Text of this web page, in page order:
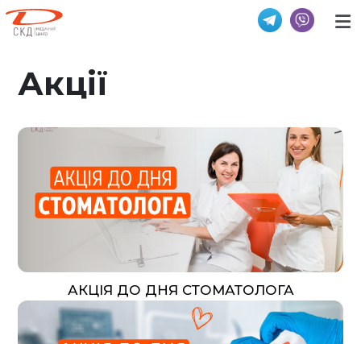
Акції
АКЦІЯ ДО ДНЯ СТОМАТОЛОГА